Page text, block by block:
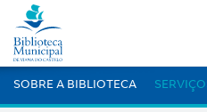
SOBRE A BIBLIOTECA